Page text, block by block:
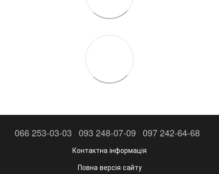
066 253-03-03 093 248-07-09 097 242-64-68
Контактна інформація
Повна версія сайту